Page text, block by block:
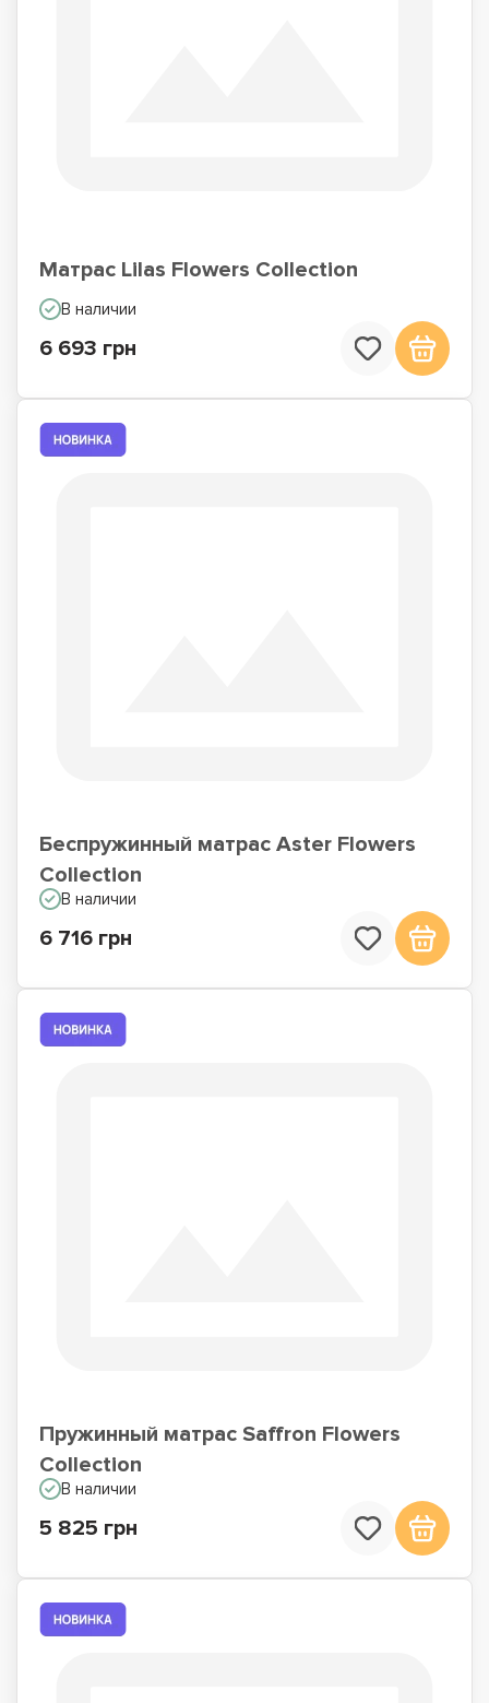
Матрас Lilas Flowers Collection
В наличии
6 693 грн
Беспружинный матрас Aster Flowers
Collection
В наличии
6 716 грн
Пружинный матрас Saffron Flowers
Collection
В наличии
5 825 грн